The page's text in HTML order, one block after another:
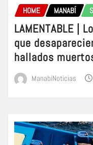
HOME MANABÍ
LAMENTABLE |
que
hallados
ManabiNoticias